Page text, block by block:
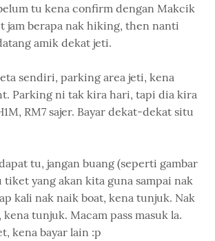
tu kena confirm dengan Makcik
jam berapa nak hiking, then nanti
amik dekat jeti.
sendiri, parking area jeti, kena
Parking ni tak kira hari, tapi dia kira
RM7 sajer. Bayar dekat-dekat situ
tu, jangan buang (seperti gambar
tiket yang akan kita guna sampai nak
kali nak naik boat, kena tunjuk. Nak
tunjuk. Macam pass masuk la.
kena bayar lain :p